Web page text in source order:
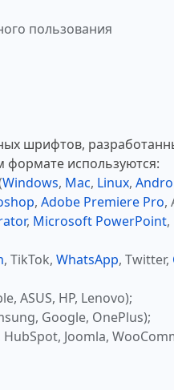
пользования
шрифтов,
используются:
Windows, Mac, Linux,
, Adobe Premiere Pro,
, Microsoft PowerPoint,
, TikTok, WhatsApp, Twitter,
ASUS, HP, Lenovo);
Google, OnePlus);
Joomla,